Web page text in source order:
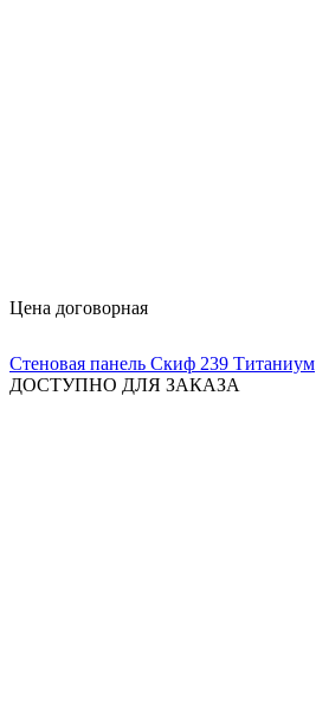
Цена договорная
Стеновая панель Скиф 239 Титаниум
ДОСТУПНО ДЛЯ ЗАКАЗА